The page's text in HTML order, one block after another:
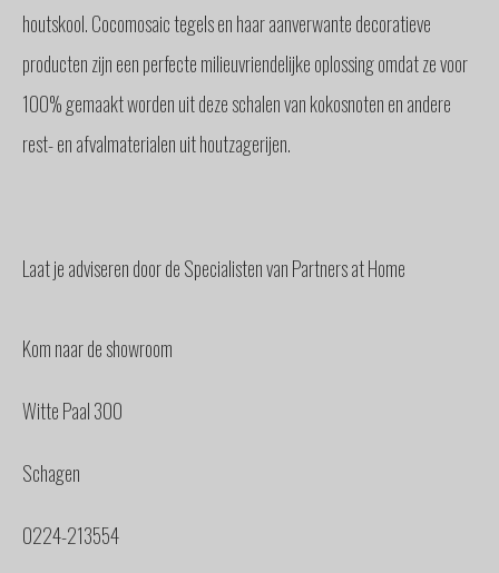
houtskool. Cocomosaic tegels en haar aanverwante decoratieve
producten zijn een perfecte milieuvriendelijke oplossing omdat ze voor
100% gemaakt worden uit deze schalen van kokosnoten en andere
rest- en afvalmaterialen uit houtzagerijen.
Laat je adviseren door de Specialisten van Partners at Home
Kom naar de showroom
Witte Paal 300
Schagen
0224-213554